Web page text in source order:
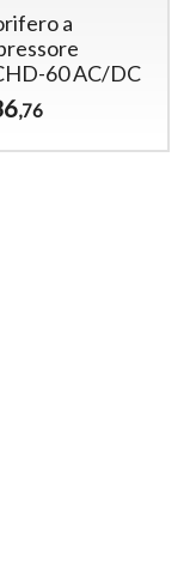
a
60 AC/DC
,76